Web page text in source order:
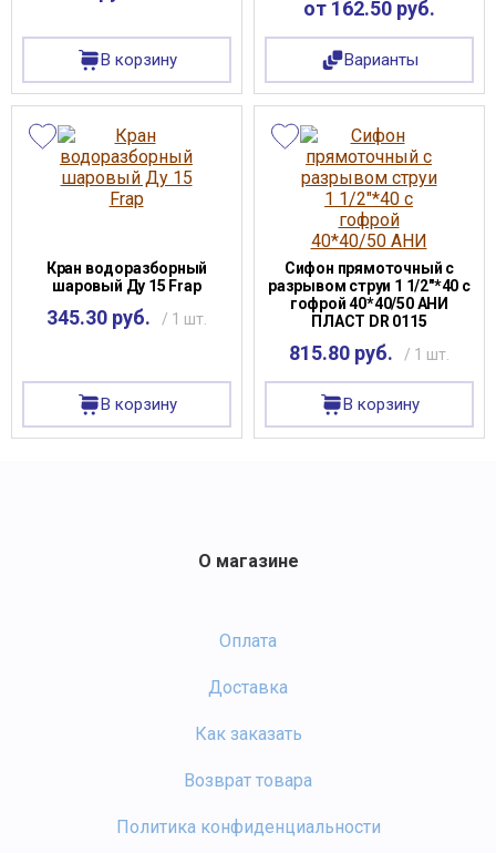
В корзину
от 162.50 руб.
Варианты
Кран водоразборный
шаровый Ду 15 Frap
345.30 руб. / 1 шт.
В корзину
Сифон прямоточный с
разрывом струи 1 1/2"*40 с
гофрой 40*40/50 АНИ
ПЛАСТ DR 0115
815.80 руб. / 1 шт.
В корзину
О магазине
Оплата
Доставка
Как заказать
Возврат товара
Политика конфиденциальности